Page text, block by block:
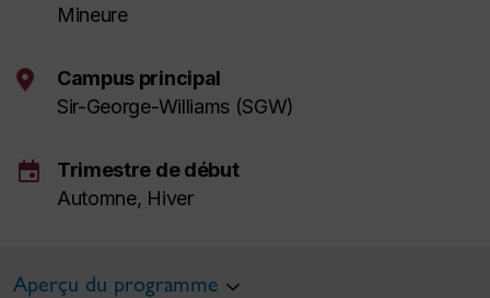
Mineure
Campus principal
Sir-George-Williams (SGW)
event
Trimestre de début
Automne, Hiver
Aperçu du programme